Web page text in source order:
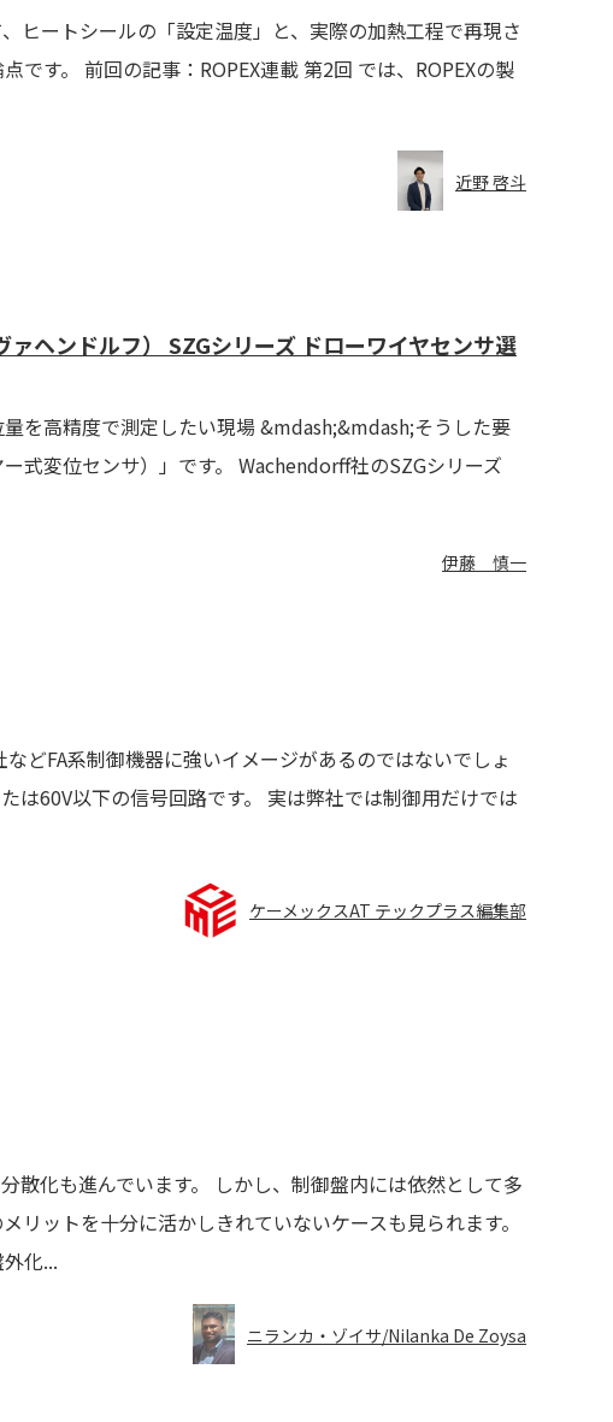
ヒートシールの「設定温度」と、実際の加熱工程で再現さ
す。 前回の記事：ROPEX連載 第2回 では、ROPEXの製
近野 啓斗
ヘンドルフ） SZGシリーズ ドローワイヤセンサ選
を高精度で測定したい現場 &mdash;&mdash;そうした要
式変位センサ）」です。 Wachendorff社のSZGシリーズ
伊藤 慎一
どFA系制御機器に強いイメージがあるのではないでしょ
は60V以下の信号回路です。 実は弊社では制御用だけでは
ケーメックスAT テックプラス編集部
化も進んでいます。 しかし、制御盤内には依然として多
リットを十分に活かしきれていないケースも見られます。
化...
ニランカ・ゾイサ/Nilanka De Zoysa